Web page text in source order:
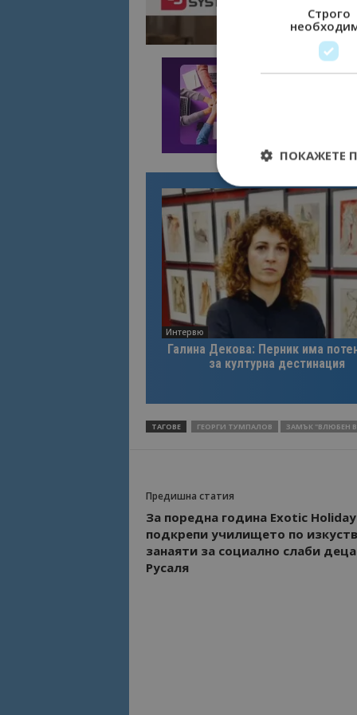
Интервю
Галина Декова: Перник има
за културна дестинация
ТАГОВЕ ГЕОРГИ ТУМПАЛОВ ЗАМЪК "ВЛЮБЕН
Предишна статия
За поредна година Exotic Holiday
подкрепи училището по
занаяти за социално слаби деца
Русаля
Строго
ПОКАЖЕТЕ
Строго
управление на
Име
is_visitor_unique
_ga_B09EBBY8PY